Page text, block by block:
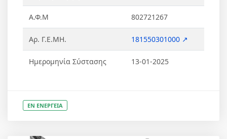
Α.Φ.Μ 802721267
Αρ. Γ.Ε.ΜΗ. 181550301000 ↗
Ημερομηνία Σύστασης 13-01-2025
ΕΝ ΕΝΕΡΓΕΙΑ